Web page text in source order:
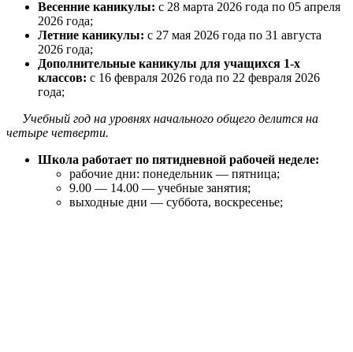
Весенние каникулы: с 28 марта 2026 года по 05 апреля
2026 года;
Летние каникулы: с 27 мая 2026 года по 31 августа
2026 года;
Дополнительные каникулы для учащихся 1-х
классов: с 16 февраля 2026 года по 22 февраля 2026
года;
Учебный год на уровнях начального общего делится на
четыре четверти.
Школа работает по пятидневной рабочей неделе:
рабочие дни: понедельник — пятница;
9.00 — 14.00 — учебные занятия;
выходные дни — суббота, воскресенье;